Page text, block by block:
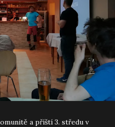
a příští 3. středu v